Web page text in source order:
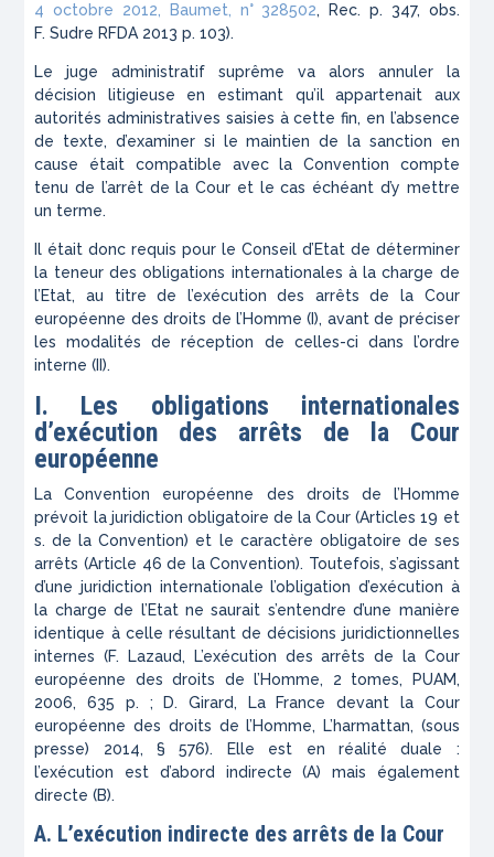
4 octobre 2012,
Baumet , n° 328502, Rec. p. 347, obs.
F. Sudre RFDA 2013 p. 103).
Le juge administratif suprême va alors annuler la
décision litigieuse en estimant qu’il appartenait aux
autorités administratives saisies à cette fin, en l’absence
de texte, d’examiner si le maintien de la sanction en
cause était compatible avec la Convention compte
tenu de l’arrêt de la Cour et le cas échéant d’y mettre
un terme.
Il était donc requis pour le Conseil d’Etat de déterminer
la teneur des obligations internationales à la charge de
l’Etat, au titre de l’exécution des arrêts de la Cour
européenne des droits de l’Homme (I), avant de préciser
les modalités de réception de celles-ci dans l’ordre
interne ( II).
I. Les obligations internationales
d’exécution des arrêts de la Cour
européenne
La Convention européenne des droits de l’Homme
prévoit la juridiction obligatoire de la Cour (Articles 19 et
s. de la Convention) et le caractère obligatoire de ses
arrêts (Article 46 de la Convention). Toutefois, s’agissant
d’une juridiction internationale l’obligation d’exécution à
la charge de l’Etat ne saurait s’entendre d’une manière
identique à celle résultant de décisions juridictionnelles
internes (F. Lazaud,
L’exécution des arrêts de la Cour
européenne des droits de l’Homme, 2 tomes, PUAM,
2006, 635 p. ; D. Girard,
La France devant la Cour
européenne des droits de l’Homme, L’harmattan, (sous
presse) 2014, § 576). Elle est en réalité duale :
l’exécution est d’abord indirecte (A) mais également
directe (B).
A. L’exécution indirecte des arrêts de la Cour